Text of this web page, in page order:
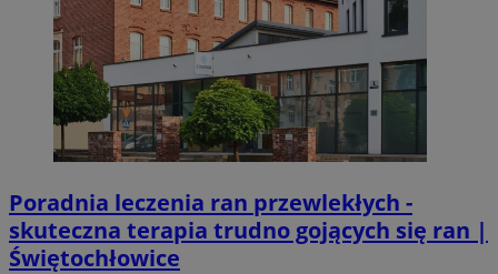
Poradnia leczenia ran przewlekłych -
skuteczna terapia trudno gojących się ran |
Świętochłowice